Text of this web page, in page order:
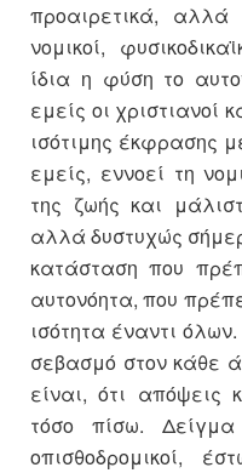
προαιρετικά,
νομικοί,
ίδια η φύση το
εμείς οι
ισότιμης έκφρασης
εμείς, εννοεί τη
της ζωής και
αλλά δυστυχώς
κατάσταση που
αυτονόητα, που
ισότητα έναντι
σεβασμό στον κάθε
είναι, ότι απόψεις
τόσο πίσω.
οπισθοδρομικοί,